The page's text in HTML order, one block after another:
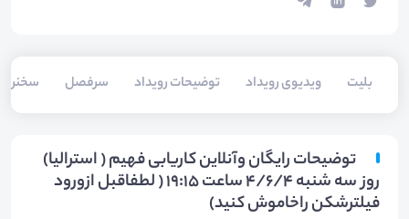
بلیت‌ ویدیوی رویداد توضیحات رویداد سرفصل
توضیحات رایگان وآنلاین کاریابی فهیم ( استرالیا)
روز سه شنبه 4/6/4 ساعت 19:15 ( لطفاقبل ازورود
فیلترشکن راخاموش کنید)